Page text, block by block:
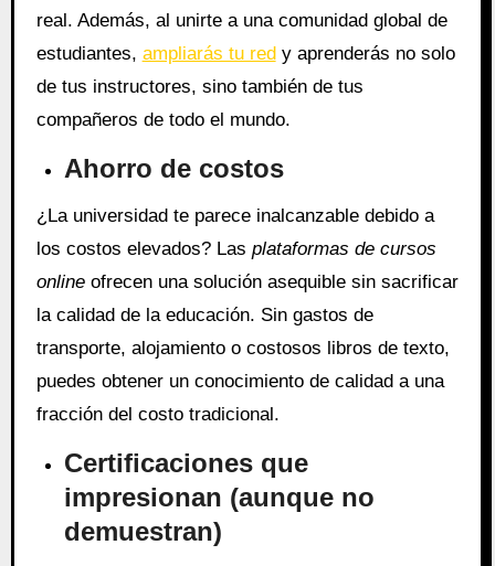
real. Además, al unirte a una comunidad global de
estudiantes, ampliarás tu red y aprenderás no solo
de tus instructores, sino también de tus
compañeros de todo el mundo.
Ahorro de costos
¿La universidad te parece inalcanzable debido a
los costos elevados? Las plataformas de cursos
onlineofrecen una solución asequible sin sacrificar
la calidad de la educación. Sin gastos de
transporte, alojamiento o costosos libros de texto,
puedes obtener un conocimiento de calidad a una
fracción del costo tradicional.
Certificaciones que
impresionan (aunque no
demuestran)